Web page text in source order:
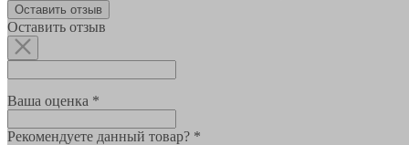
Оставить отзыв
Оставить отзыв
Ваша оценка *
Рекомендуете данный товар? *